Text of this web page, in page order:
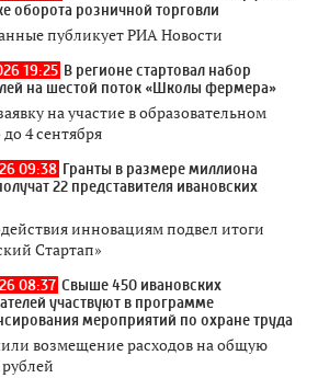
оборота розничной торговли
публикует РИА Новости
19:25 В регионе стартовал набор
на шестой поток «Школы фермера»
на участие в образовательном
4 сентября
09:38 Гранты в размере миллиона
22 представителя ивановских
инновациям подвел итоги
Стартап»
08:37 Свыше 450 ивановских
участвуют в программе
мероприятий по охране труда
возмещение расходов на общую